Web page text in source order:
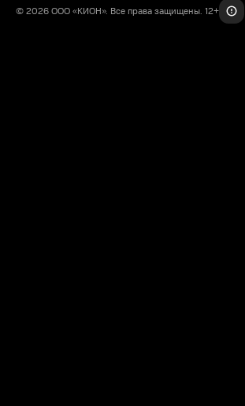
© 2026 ООО «КИОН». Все права защищены. 12+